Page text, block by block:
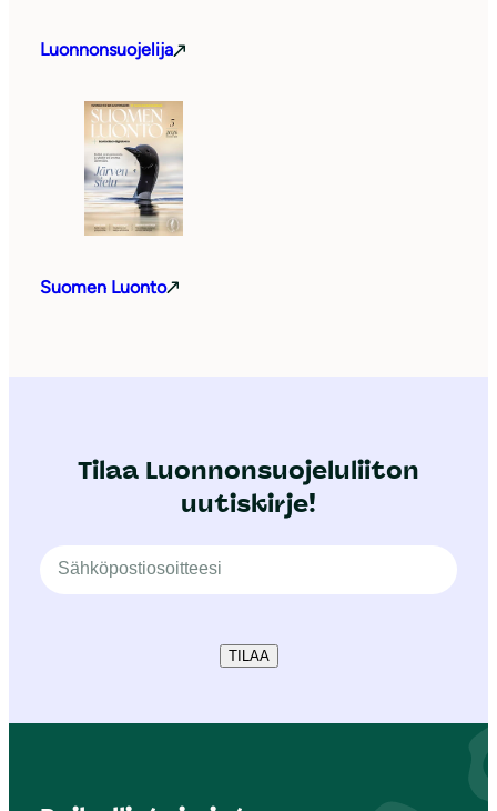
Luonnonsuojelija
Suomen Luonto
Tilaa Luonnonsuojeluliiton
uutiskirje!
TILAA